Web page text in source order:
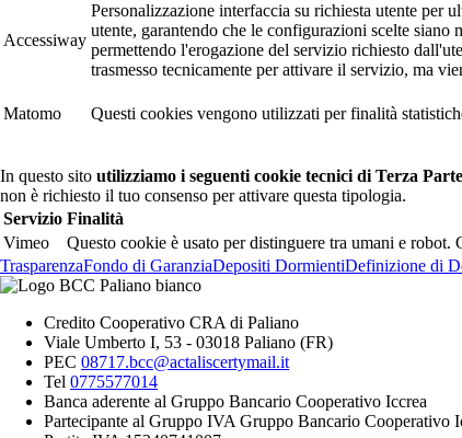
Accessiway
Personalizzazione interfaccia su richiesta utente per
utente, garantendo che le configurazioni scelte
permettendo l'erogazione del servizio richiesto
trasmesso tecnicamente per attivare il servizio, ma
Matomo Questi cookies vengono utilizzati per finalità
In questo sito utilizziamo i seguenti cookie tecnici di Terza Parte
non è richiesto il tuo consenso per attivare questa tipologia.
Servizio Finalità
Vimeo
Questo cookie è usato per distinguere tra umani e
TrasparenzaFondo di GaranziaDepositi DormientiDefinizione di
Credito Cooperativo CRA di Paliano
Viale Umberto I, 53 - 03018 Paliano (FR)
PEC 08717.bcc@actaliscertymail.it
Tel 0775577014
Banca aderente al Gruppo Bancario Cooperativo Iccrea
Partecipante al Gruppo IVA Gruppo Bancario Cooperativo